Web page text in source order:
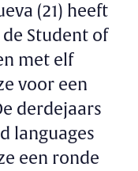
(21) heeft
Student of
met elf
voor een
derdejaars
languages
een ronde